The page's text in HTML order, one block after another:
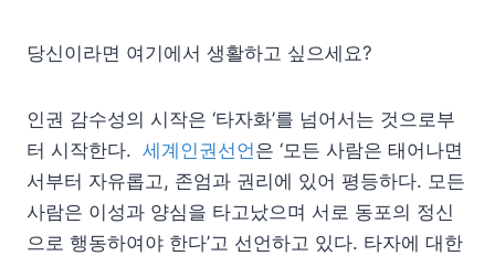
당신이라면 여기에서 생활하고 싶으세요?
인권 감수성의 시작은 ‘타자화’를 넘어서는 것으로부
터 시작한다. 세계인권선언은 ‘모든 사람은 태어나면
서부터 자유롭고, 존엄과 권리에 있어 평등하다. 모든
사람은 이성과 양심을 타고났으며 서로 동포의 정신
으로 행동하여야 한다’고 선언하고 있다. 타자에 대한